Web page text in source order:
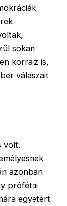
sokan
korrajz is,
válaszait
volt.
azonban
prófétai
egyetért